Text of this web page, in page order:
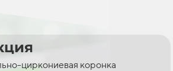
циркониевая коронка